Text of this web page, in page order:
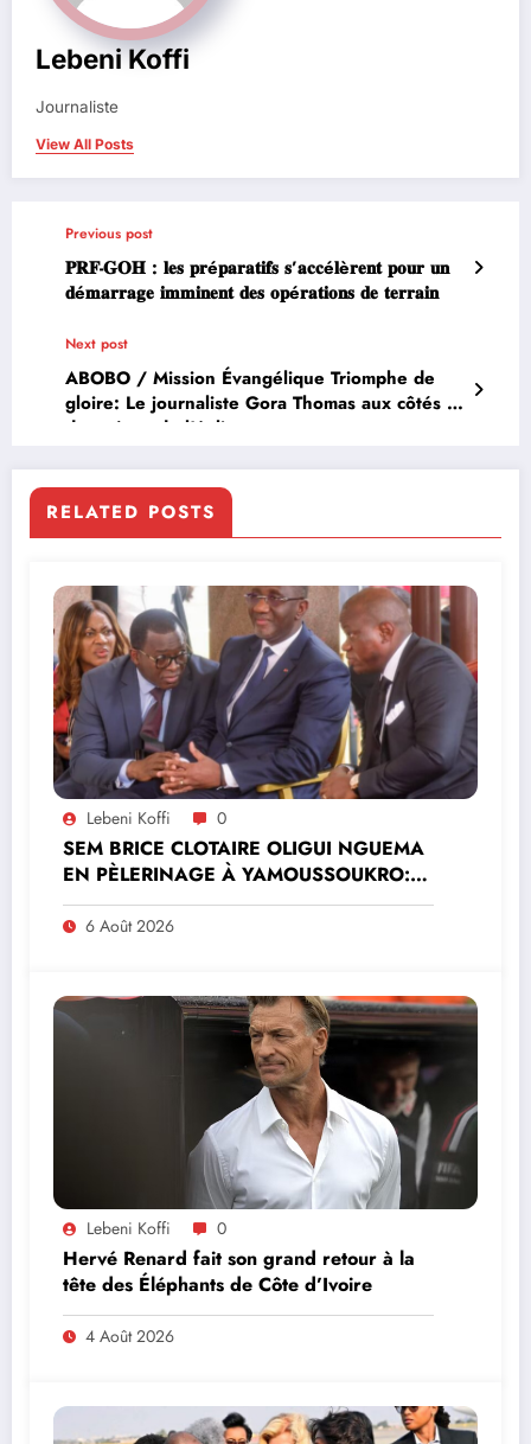
Lebeni Koffi
Journaliste
View All Posts
Previous post
𝐏𝐑𝐅-𝐆𝐎𝐇 : 𝐥𝐞𝐬 𝐩𝐫é𝐩𝐚𝐫𝐚𝐭𝐢𝐟𝐬 𝐬’𝐚𝐜𝐜é𝐥è𝐫𝐞𝐧𝐭 𝐩𝐨𝐮𝐫 𝐮𝐧
𝐝é𝐦𝐚𝐫𝐫𝐚𝐠𝐞 𝐢𝐦𝐦𝐢𝐧𝐞𝐧𝐭 𝐝𝐞𝐬 𝐨𝐩é𝐫𝐚𝐭𝐢𝐨𝐧𝐬 𝐝𝐞 𝐭𝐞𝐫𝐫𝐚𝐢𝐧
Next post
ABOBO / Mission Évangélique Triomphe de
gloire: Le journaliste Gora Thomas aux côtés
des mères de l’église
RELATED POSTS
Lebeni Koffi 0
SEM BRICE CLOTAIRE OLIGUI NGUEMA
EN PÈLERINAGE À YAMOUSSOUKRO:LE
MINISTRE PAULIN CLAUDE DANHO
PREND PART À LA CÉRÉMONIE
6 Août 2026
Lebeni Koffi 0
Hervé Renard fait son grand retour à la
tête des Éléphants de Côte d’Ivoire
4 Août 2026